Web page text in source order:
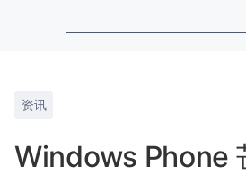
资讯
Windows Phone